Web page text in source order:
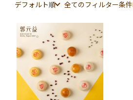
デフォルト順 全てのフィルター条件